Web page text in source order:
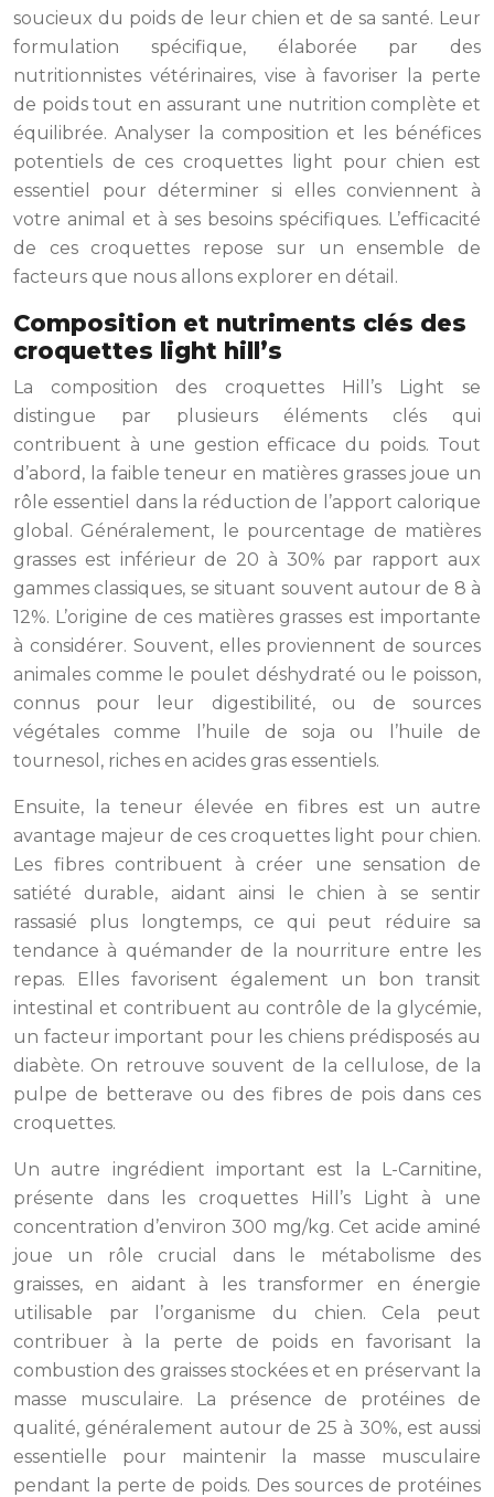
soucieux du poids de leur chien et de sa santé. Leur
formulation spécifique, élaborée par des
nutritionnistes vétérinaires, vise à favoriser la perte
de poids tout en assurant une nutrition complète et
équilibrée. Analyser la composition et les bénéfices
potentiels de ces croquettes light pour chien est
essentiel pour déterminer si elles conviennent à
votre animal et à ses besoins spécifiques. L’efficacité
de ces croquettes repose sur un ensemble de
facteurs que nous allons explorer en détail.
Composition et nutriments clés des
croquettes light hill’s
La composition des croquettes Hill’s Light se
distingue par plusieurs éléments clés qui
contribuent à une gestion efficace du poids. Tout
d’abord, la faible teneur en matières grasses joue un
rôle essentiel dans la réduction de l’apport calorique
global. Généralement, le pourcentage de matières
grasses est inférieur de 20 à 30% par rapport aux
gammes classiques, se situant souvent autour de 8 à
12%. L’origine de ces matières grasses est importante
à considérer. Souvent, elles proviennent de sources
animales comme le poulet déshydraté ou le poisson,
connus pour leur digestibilité, ou de sources
végétales comme l’huile de soja ou l’huile de
tournesol, riches en acides gras essentiels.
Ensuite, la teneur élevée en fibres est un autre
avantage majeur de ces croquettes light pour chien.
Les fibres contribuent à créer une sensation de
satiété durable, aidant ainsi le chien à se sentir
rassasié plus longtemps, ce qui peut réduire sa
tendance à quémander de la nourriture entre les
repas. Elles favorisent également un bon transit
intestinal et contribuent au contrôle de la glycémie,
un facteur important pour les chiens prédisposés au
diabète. On retrouve souvent de la cellulose, de la
pulpe de betterave ou des fibres de pois dans ces
croquettes.
Un autre ingrédient important est la L-Carnitine,
présente dans les croquettes Hill’s Light à une
concentration d’environ 300 mg/kg. Cet acide aminé
joue un rôle crucial dans le métabolisme des
graisses, en aidant à les transformer en énergie
utilisable par l’organisme du chien. Cela peut
contribuer à la perte de poids en favorisant la
combustion des graisses stockées et en préservant la
masse musculaire. La présence de protéines de
qualité, généralement autour de 25 à 30%, est aussi
essentielle pour maintenir la masse musculaire
pendant la perte de poids. Des sources de protéines